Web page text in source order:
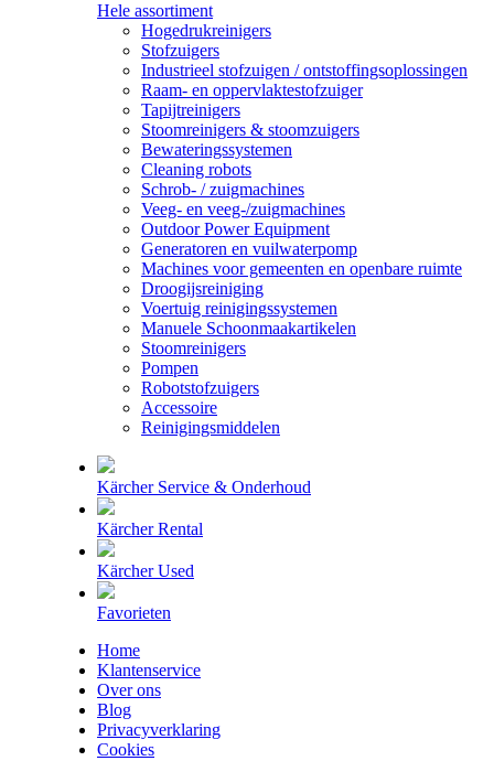
Hele assortiment
Hogedrukreinigers
Stofzuigers
Industrieel stofzuigen / ontstoffingsoplossingen
Raam- en oppervlaktestofzuiger
Tapijtreinigers
Stoomreinigers & stoomzuigers
Bewateringssystemen
Cleaning robots
Schrob- / zuigmachines
Veeg- en veeg-/zuigmachines
Outdoor Power Equipment
Generatoren en vuilwaterpomp
Machines voor gemeenten en openbare ruimte
Droogijsreiniging
Voertuig reinigingssystemen
Manuele Schoonmaakartikelen
Stoomreinigers
Pompen
Robotstofzuigers
Accessoire
Reinigingsmiddelen
Kärcher Service & Onderhoud
Kärcher Rental
Kärcher Used
Favorieten
Home
Klantenservice
Over ons
Blog
Privacyverklaring
Cookies